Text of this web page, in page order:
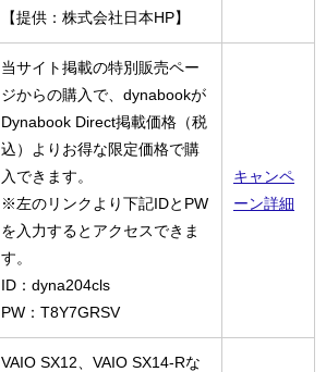
【提供：株式会社日本HP】
当サイト掲載の特別販売ペー
ジからの購入で、dynabookが
Dynabook Direct掲載価格（税
込）よりお得な限定価格で購
入できます。
※左のリンクより下記IDとPW
を入力するとアクセスできま
す。
ID：dyna204cls
PW：T8Y7GRSV
キャンペ
ーン詳細
VAIO SX12、VAIO SX14-Rな